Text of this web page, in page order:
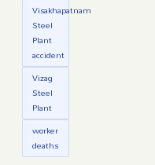
Visakhapatnam
Steel
Plant
accident
Vizag
Steel
Plant
worker
deaths